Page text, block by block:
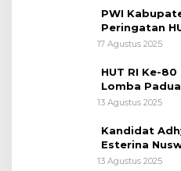
PWI
Peringatan
RI, di
17 Agustus 2025
HUT RI Ke-
Lomba
Kabupaten
13 Agustus 2025
Kandidat
Esterina
Keadilan
13 Agustus 2025